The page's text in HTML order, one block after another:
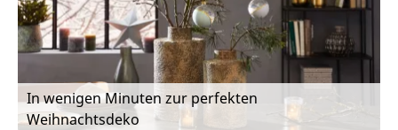
In wenigen Minuten zur perfekten
Weihnachtsdeko